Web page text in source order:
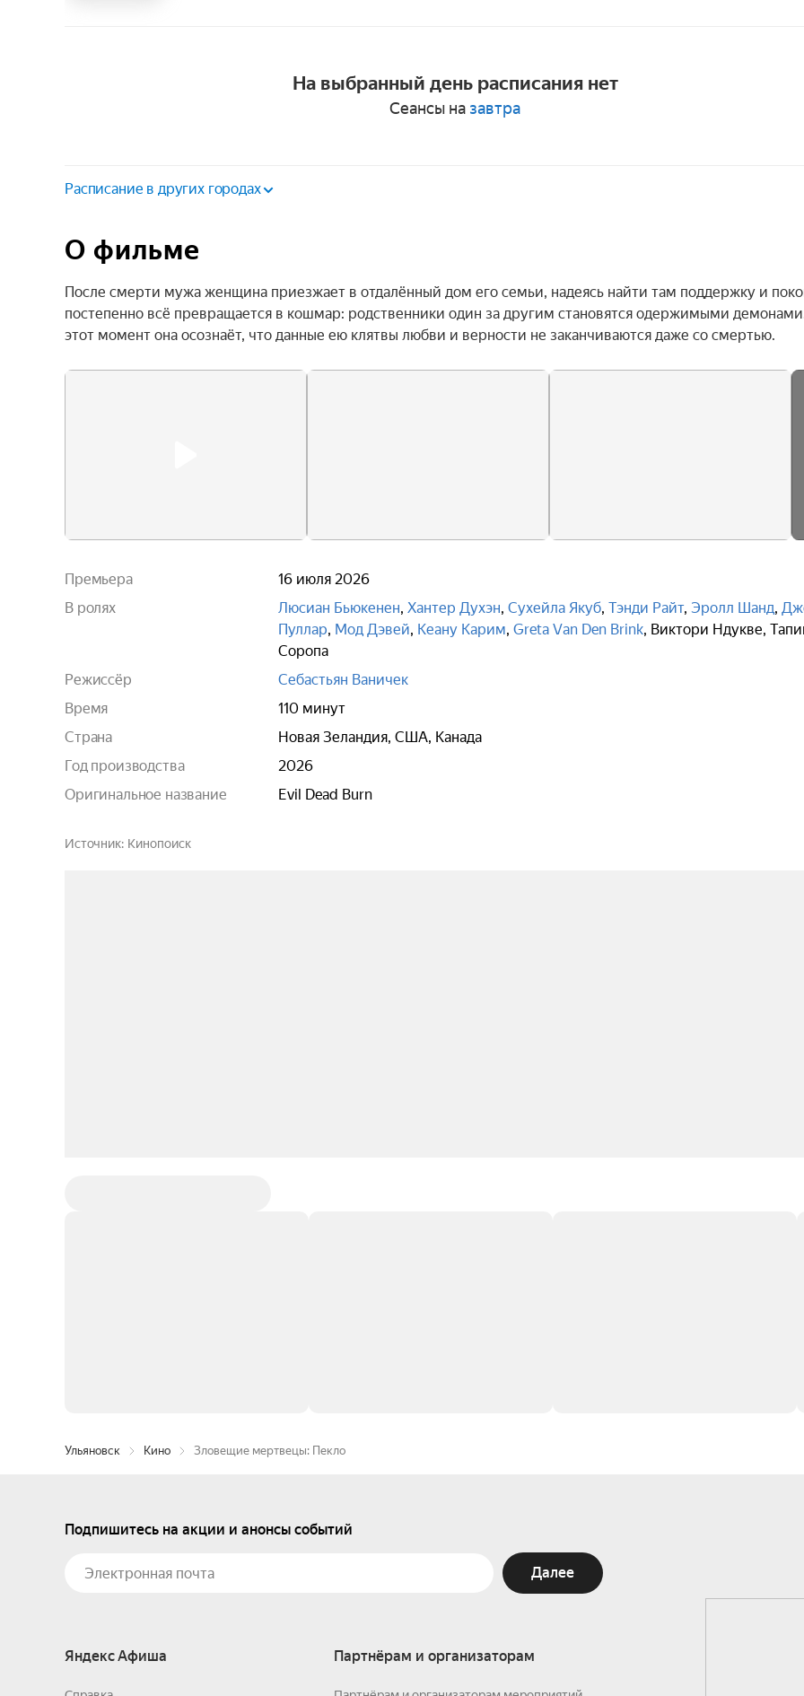
На выбранный день расписания нет
Сеансы на завтра
Расписание в других городах
О фильме
После смерти мужа женщина приезжает в отдалённый дом его семьи, надеясь найти там поддержку и
постепенно всё превращается в кошмар: родственники один за другим становятся одержимыми
этот момент она осознаёт, что данные ею клятвы любви и верности не заканчиваются даже со смертью.
Премьера
16 июля 2026
В ролях
Люсиан Бьюкенен, Хантер Духэн, Сухейла Якуб, Тэнди Райт, Эролл Шанд,
Пуллар, Мод Дэвей, Кеану Карим, Greta Van Den Brink, Виктори Ндукве,
Соропа
Режиссёр
Себастьян Ваничек
Время
110 минут
Страна
Новая Зеландия, США, Канада
Год производства
2026
Оригинальное название
Evil Dead Burn
Источник Кинопоиск
Ульяновск Кино Зловещие мертвецы: Пекло
Подпишитесь на акции и анонсы событий
Далее
Яндекс Афиша Партнёрам и организаторам